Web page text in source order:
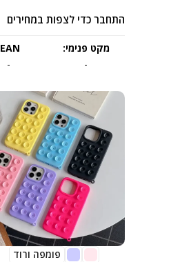
התחבר כדי לצפות במחירים
מקט פנימי:
-
EAN:
-
פומפה ורוד